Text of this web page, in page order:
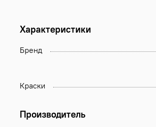
Характеристики
Бренд
Краски
Производитель